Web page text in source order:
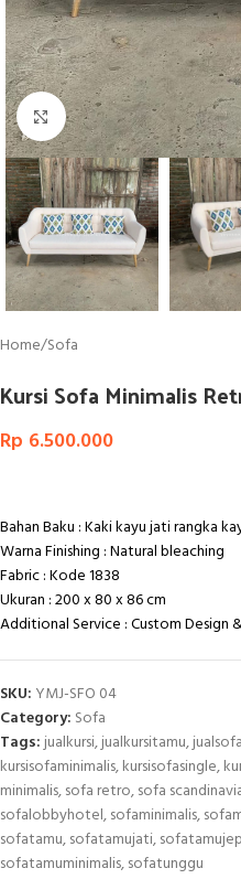
Click to enlarge
Home/Sofa
Kursi Sofa Minimalis
Rp 6.500.000
Bahan Baku : Kaki kayu jati rangka
Warna Finishing : Natural bleaching
Fabric : Kode 1838
Ukuran : 200 x 80 x 86 cm
Additional Service : Custom Design
SKU: YMJ-SFO 04
Category: Sofa
Tags:jualkursi,jualkursitamu,jualsofa
kursisofaminimalis,kursisofasingle,
minimalis,sofa retro,sofa
sofalobbyhotel,sofaminimalis,
sofatamu,sofatamujati,
sofatamuminimalis,sofatunggu